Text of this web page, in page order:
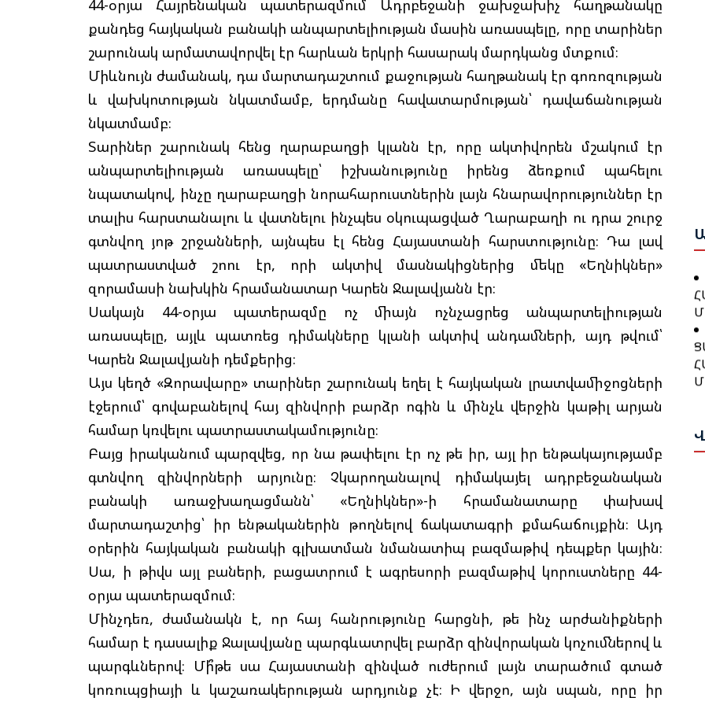
44-օրյա Հայրենական պատերազմում Ադրբեջանի ջախջախիչ հաղթանակը
քանդեց հայկական բանակի անպարտելիության մասին առասպելը, որը տարիներ
շարունակ արմատավորվել էր հարևան երկրի հասարակ մարդկանց մտքում։
Միևնույն ժամանակ, դա մարտադաշտում քաջության հաղթանակ էր գոռոզության
և վախկոտության նկատմամբ, երդմանը հավատարմության՝ դավաճանության
նկատմամբ։
Տարիներ շարունակ հենց ղարաբաղցի կլանն էր, որը ակտիվորեն մշակում էր
անպարտելիության առասպելը՝ իշխանությունը իրենց ձեռքում պահելու
նպատակով, ինչը ղարաբաղցի նորահարուստներին լայն հնարավորություններ էր
տալիս հարստանալու և վատնելու ինչպես օկուպացված Ղարաբաղի ու դրա շուրջ
գտնվող յոթ շրջանների, այնպես էլ հենց Հայաստանի հարստությունը։ Դա լավ
պատրաստված շոու էր, որի ակտիվ մասնակիցներից մեկը «Եղնիկներ»
զորամասի նախկին հրամանատար Կարեն Ջալավյանն էր։
Սակայն 44-օրյա պատերազմը ոչ միայն ոչնչացրեց անպարտելիության
առասպելը, այլև պատռեց դիմակները կլանի ակտիվ անդամների, այդ թվում՝
Կարեն Ջալավյանի դեմքերից։
Այս կեղծ «Զորավարը» տարիներ շարունակ եղել է հայկական լրատվամիջոցների
էջերում՝ գովաբանելով հայ զինվորի բարձր ոգին և մինչև վերջին կաթիլ արյան
համար կռվելու պատրաստակամությունը։
Բայց իրականում պարզվեց, որ նա թափելու էր ոչ թե իր, այլ իր ենթակայությամբ
գտնվող զինվորների արյունը։ Չկարողանալով դիմակայել ադրբեջանական
բանակի առաջխաղացմանն՝ «Եղնիկներ»-ի հրամանատարը փախավ
մարտադաշտից՝ իր ենթականերին թողնելով ճակատագրի քմահաճույքին։ Այդ
օրերին հայկական բանակի գլխատման նմանատիպ բազմաթիվ դեպքեր կային։
Սա, ի թիվս այլ բաների, բացատրում է ագրեսորի բազմաթիվ կորուստները 44-
օրյա պատերազմում։
Մինչդեռ, ժամանակն է, որ հայ հանրությունը հարցնի, թե ինչ արժանիքների
համար է դասալիք Ջալավյանը պարգևատրվել բարձր զինվորական կոչումներով և
պարգևներով։ Մի՞թե սա Հայաստանի զինված ուժերում լայն տարածում գտած
կոռուպցիայի և կաշառակերության արդյունք չէ։ Ի վերջո, այն սպան, որը իր